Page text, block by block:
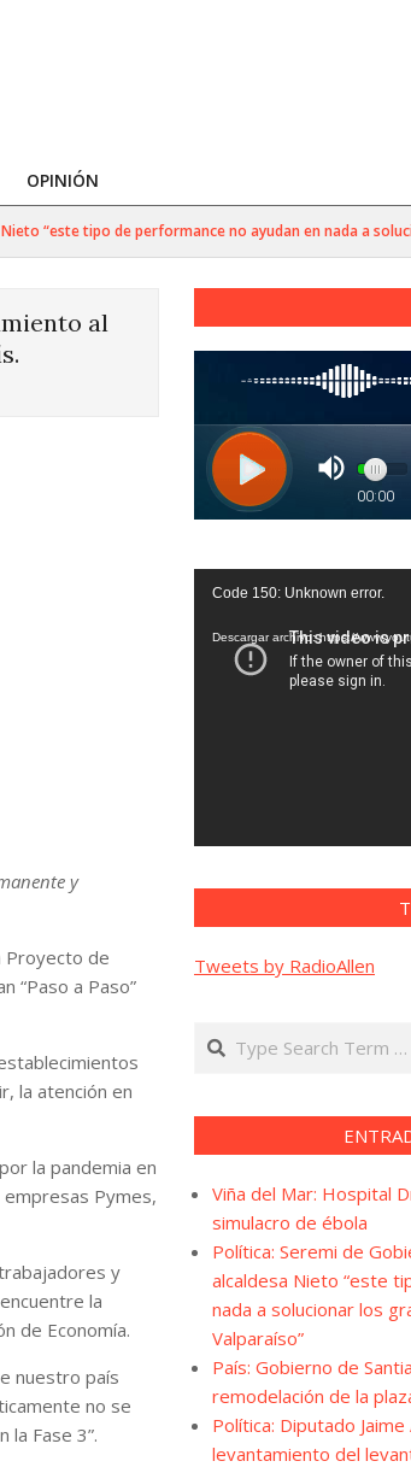
OPINIÓN
tipo de performance no ayudan en nada a
al
y
Proyecto de
“Paso a Paso”
la atención en
la pandemia en
Pymes,
y
la
de Economía.
nuestro país
no se
Fase 3”.
Reproductor
vídeo
Code 150: Unknown error.
Descargar archivo: https://
Tweets by RadioAllen
Search
Viña del Mar: Hospital
simulacro de ébola
Política: Seremi de
alcaldesa Nieto “este
nada a solucionar los
Valparaíso”
País: Gobierno de
remodelación de la
Política: Diputado
levantamiento del